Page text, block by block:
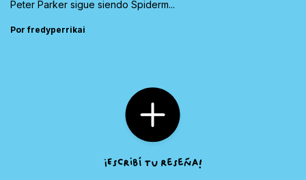
Peter Parker sigue siendo Spiderm...
Por fredyperrikai